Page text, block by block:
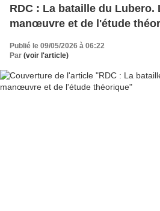
RDC : La bataille du Lubero.
manœuvre et de l'étude
Publié le 09/05/2026 à 06:22
Par (voir l'article)